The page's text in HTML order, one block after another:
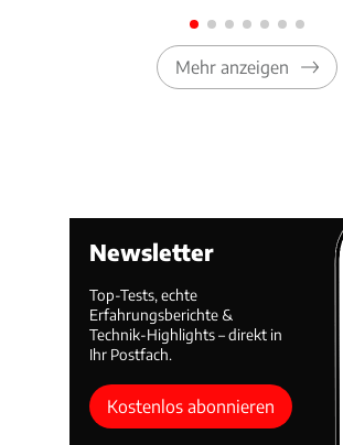
Mehr anzeigen
Newsletter
Top-Tests, echte
Erfahrungsberichte &
Technik-Highlights – direkt in
Ihr Postfach.
Kostenlos abonnieren